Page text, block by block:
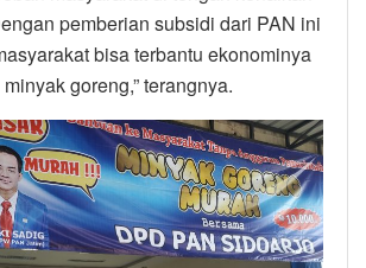
pemberian subsidi dari PAN ini
bisa terbantu ekonominya
goreng,” terangnya.